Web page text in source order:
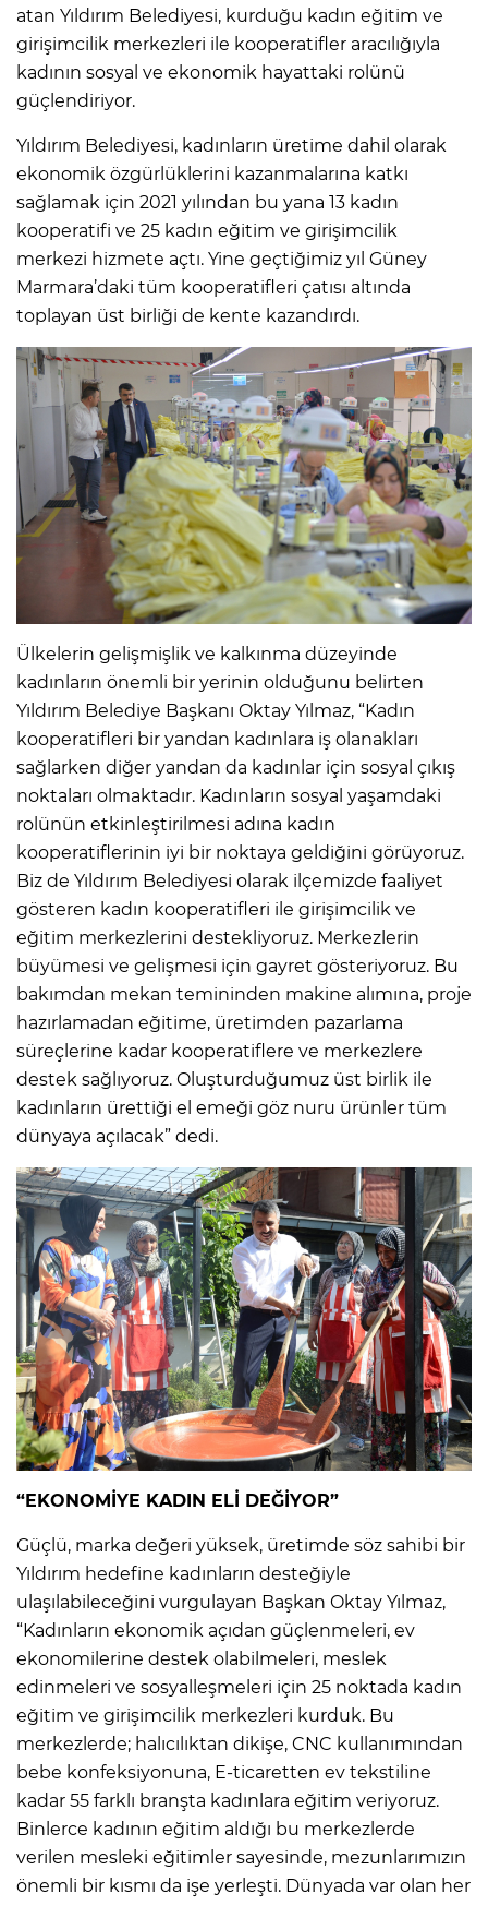
atan Yıldırım Belediyesi, kurduğu kadın eğitim ve
girişimcilik merkezleri ile kooperatifler aracılığıyla
kadının sosyal ve ekonomik hayattaki rolünü
güçlendiriyor.
Yıldırım Belediyesi, kadınların üretime dahil olarak
ekonomik özgürlüklerini kazanmalarına katkı
sağlamak için 2021 yılından bu yana 13 kadın
kooperatifi ve 25 kadın eğitim ve girişimcilik
merkezi hizmete açtı. Yine geçtiğimiz yıl Güney
Marmara’daki tüm kooperatifleri çatısı altında
toplayan üst birliği de kente kazandırdı.
Ülkelerin gelişmişlik ve kalkınma düzeyinde
kadınların önemli bir yerinin olduğunu belirten
Yıldırım Belediye Başkanı Oktay Yılmaz, “Kadın
kooperatifleri bir yandan kadınlara iş olanakları
sağlarken diğer yandan da kadınlar için sosyal çıkış
noktaları olmaktadır. Kadınların sosyal yaşamdaki
rolünün etkinleştirilmesi adına kadın
kooperatiflerinin iyi bir noktaya geldiğini görüyoruz.
Biz de Yıldırım Belediyesi olarak ilçemizde faaliyet
gösteren kadın kooperatifleri ile girişimcilik ve
eğitim merkezlerini destekliyoruz. Merkezlerin
büyümesi ve gelişmesi için gayret gösteriyoruz. Bu
bakımdan mekan temininden makine alımına, proje
hazırlamadan eğitime, üretimden pazarlama
süreçlerine kadar kooperatiflere ve merkezlere
destek sağlıyoruz. Oluşturduğumuz üst birlik ile
kadınların ürettiği el emeği göz nuru ürünler tüm
dünyaya açılacak” dedi.
“EKONOMİYE KADIN ELİ DEĞİYOR”
Güçlü, marka değeri yüksek, üretimde söz sahibi bir
Yıldırım hedefine kadınların desteğiyle
ulaşılabileceğini vurgulayan Başkan Oktay Yılmaz,
“Kadınların ekonomik açıdan güçlenmeleri, ev
ekonomilerine destek olabilmeleri, meslek
edinmeleri ve sosyalleşmeleri için 25 noktada kadın
eğitim ve girişimcilik merkezleri kurduk. Bu
merkezlerde; halıcılıktan dikişe, CNC kullanımından
bebe konfeksiyonuna, E-ticaretten ev tekstiline
kadar 55 farklı branşta kadınlara eğitim veriyoruz.
Binlerce kadının eğitim aldığı bu merkezlerde
verilen mesleki eğitimler sayesinde, mezunlarımızın
önemli bir kısmı da işe yerleşti. Dünyada var olan her